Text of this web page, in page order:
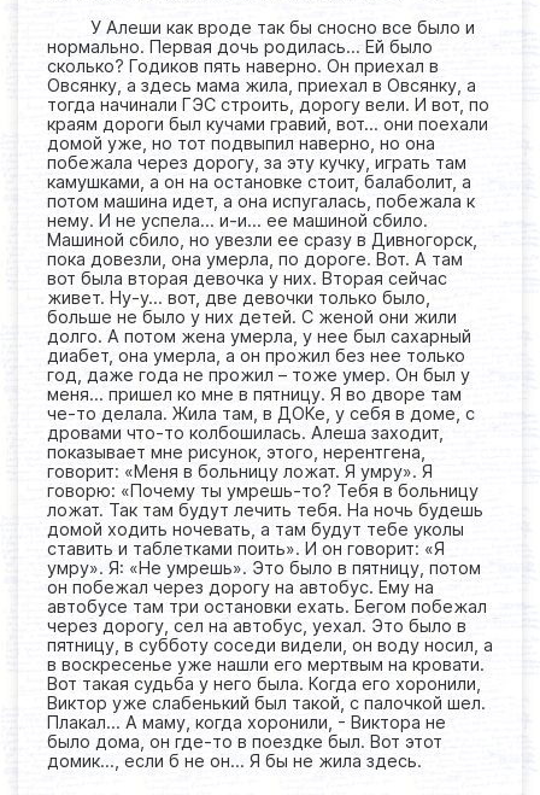
У Алеши как вроде так бы сносно все было и
нормально. Первая дочь родилась… Ей было
сколько? Годиков пять наверно. Он приехал в
Овсянку, а здесь мама жила, приехал в Овсянку, а
тогда начинали ГЭС строить, дорогу вели. И вот, по
краям дороги был кучами гравий, вот… они поехали
домой уже, но тот подвыпил наверно, но она
побежала через дорогу, за эту кучку, играть там
камушками, а он на остановке стоит, балаболит, а
потом машина идет, а она испугалась, побежала к
нему. И не успела... и-и... ее машиной сбило.
Машиной сбило, но увезли ее сразу в Дивногорск,
пока довезли, она умерла, по дороге. Вот. А там
вот была вторая девочка у них. Вторая сейчас
живет. Ну-у… вот, две девочки только было,
больше не было у них детей. С женой они жили
долго. А потом жена умерла, у нее был сахарный
диабет, она умерла, а он прожил без нее только
год, даже года не прожил – тоже умер. Он был у
меня… пришел ко мне в пятницу. Я во дворе там
че-то делала. Жила там, в ДОКе, у себя в доме, с
дровами что-то колбошилась. Алеша заходит,
показывает мне рисунок, этого, нерентгена,
говорит: «Меня в больницу ложат. Я умру». Я
говорю: «Почему ты умрешь-то? Тебя в больницу
ложат. Так там будут лечить тебя. На ночь будешь
домой ходить ночевать, а там будут тебе уколы
ставить и таблетками поить». И он говорит: «Я
умру». Я: «Не умрешь». Это было в пятницу, потом
он побежал через дорогу на автобус. Ему на
автобусе там три остановки ехать. Бегом побежал
через дорогу, сел на автобус, уехал. Это было в
пятницу, в субботу соседи видели, он воду носил, а
в воскресенье уже нашли его мертвым на кровати.
Вот такая судьба у него была. Когда его хоронили,
Виктор уже слабенький был такой, с палочкой шел.
Плакал… А маму, когда хоронили, - Виктора не
было дома, он где-то в поездке был. Вот этот
домик…, если б не он… Я бы не жила здесь.